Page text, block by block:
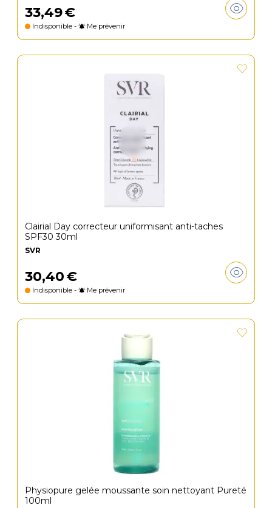
33,49€
Indisponible - Me prévenir
Clairial Day correcteur uniformisant anti-taches
SPF30 30ml
SVR
30,40€
Indisponible - Me prévenir
Physiopure gelée moussante soin nettoyant Pureté
100ml